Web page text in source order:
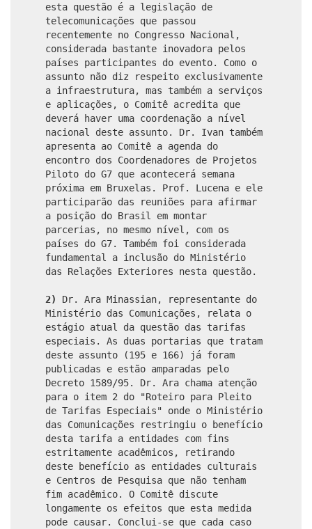
esta questão é a legislação de
telecomunicações que passou
recentemente no Congresso Nacional,
considerada bastante inovadora pelos
países participantes do evento. Como o
assunto não diz respeito exclusivamente
a infraestrutura, mas também a serviços
e aplicações, o Comitê acredita que
deverá haver uma coordenação a nível
nacional deste assunto. Dr. Ivan também
apresenta ao Comitê a agenda do
encontro dos Coordenadores de Projetos
Piloto do G7 que acontecerá semana
próxima em Bruxelas. Prof. Lucena e ele
participarão das reuniões para afirmar
a posição do Brasil em montar
parcerias, no mesmo nível, com os
países do G7. Também foi considerada
fundamental a inclusão do Ministério
das Relações Exteriores nesta questão.
2)
Dr. Ara Minassian, representante do
Ministério das Comunicações, relata o
estágio atual da questão das tarifas
especiais. As duas portarias que tratam
deste assunto (195 e 166) já foram
publicadas e estão amparadas pelo
Decreto 1589/95. Dr. Ara chama atenção
para o item 2 do "Roteiro para Pleito
de Tarifas Especiais" onde o Ministério
das Comunicações restringiu o benefício
desta tarifa a entidades com fins
estritamente acadêmicos, retirando
deste benefício as entidades culturais
e Centros de Pesquisa que não tenham
fim acadêmico. O Comitê discute
longamente os efeitos que esta medida
pode causar. Conclui-se que cada caso